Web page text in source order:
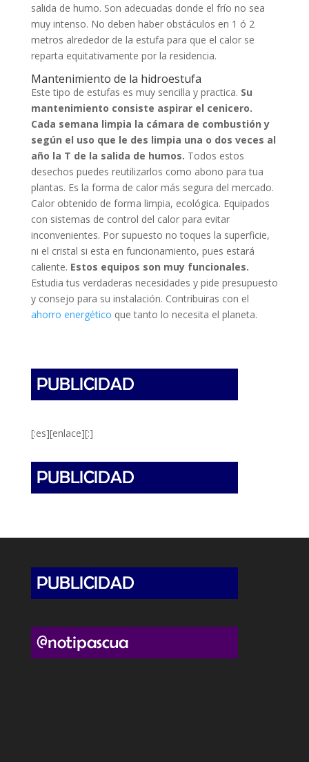
salida de humo. Son adecuadas donde el frío no sea
muy intenso. No deben haber obstáculos en 1 ó 2
metros alrededor de la estufa para que el calor se
reparta equitativamente por la residencia.
Mantenimiento de la hidroestufa
Este tipo de estufas es muy sencilla y practica. Su
mantenimiento consiste aspirar el cenicero.
Cada semana limpia la cámara de combustión y
según el uso que le des limpia una o dos veces al
año la T de la salida de humos. Todos estos
desechos puedes reutilizarlos como abono para tua
plantas. Es la forma de calor más segura del mercado.
Calor obtenido de forma limpia, ecológica. Equipados
con sistemas de control del calor para evitar
inconvenientes. Por supuesto no toques la superficie,
ni el cristal si esta en funcionamiento, pues estará
caliente. Estos equipos son muy funcionales.
Estudia tus verdaderas necesidades y pide presupuesto
y consejo para su instalación. Contribuiras con el
ahorro energético que tanto lo necesita el planeta.
[:es][enlace][:]